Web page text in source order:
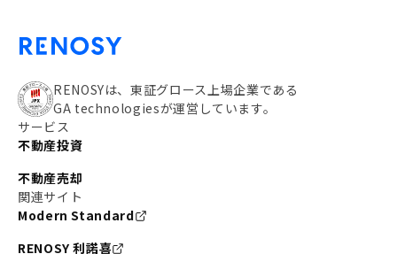
RENOSYは、東証グロース上場企業である
GA technologiesが運営しています。
サービス
不動産投資
不動産売却
関連サイト
Modern Standard
RENOSY 利諾喜